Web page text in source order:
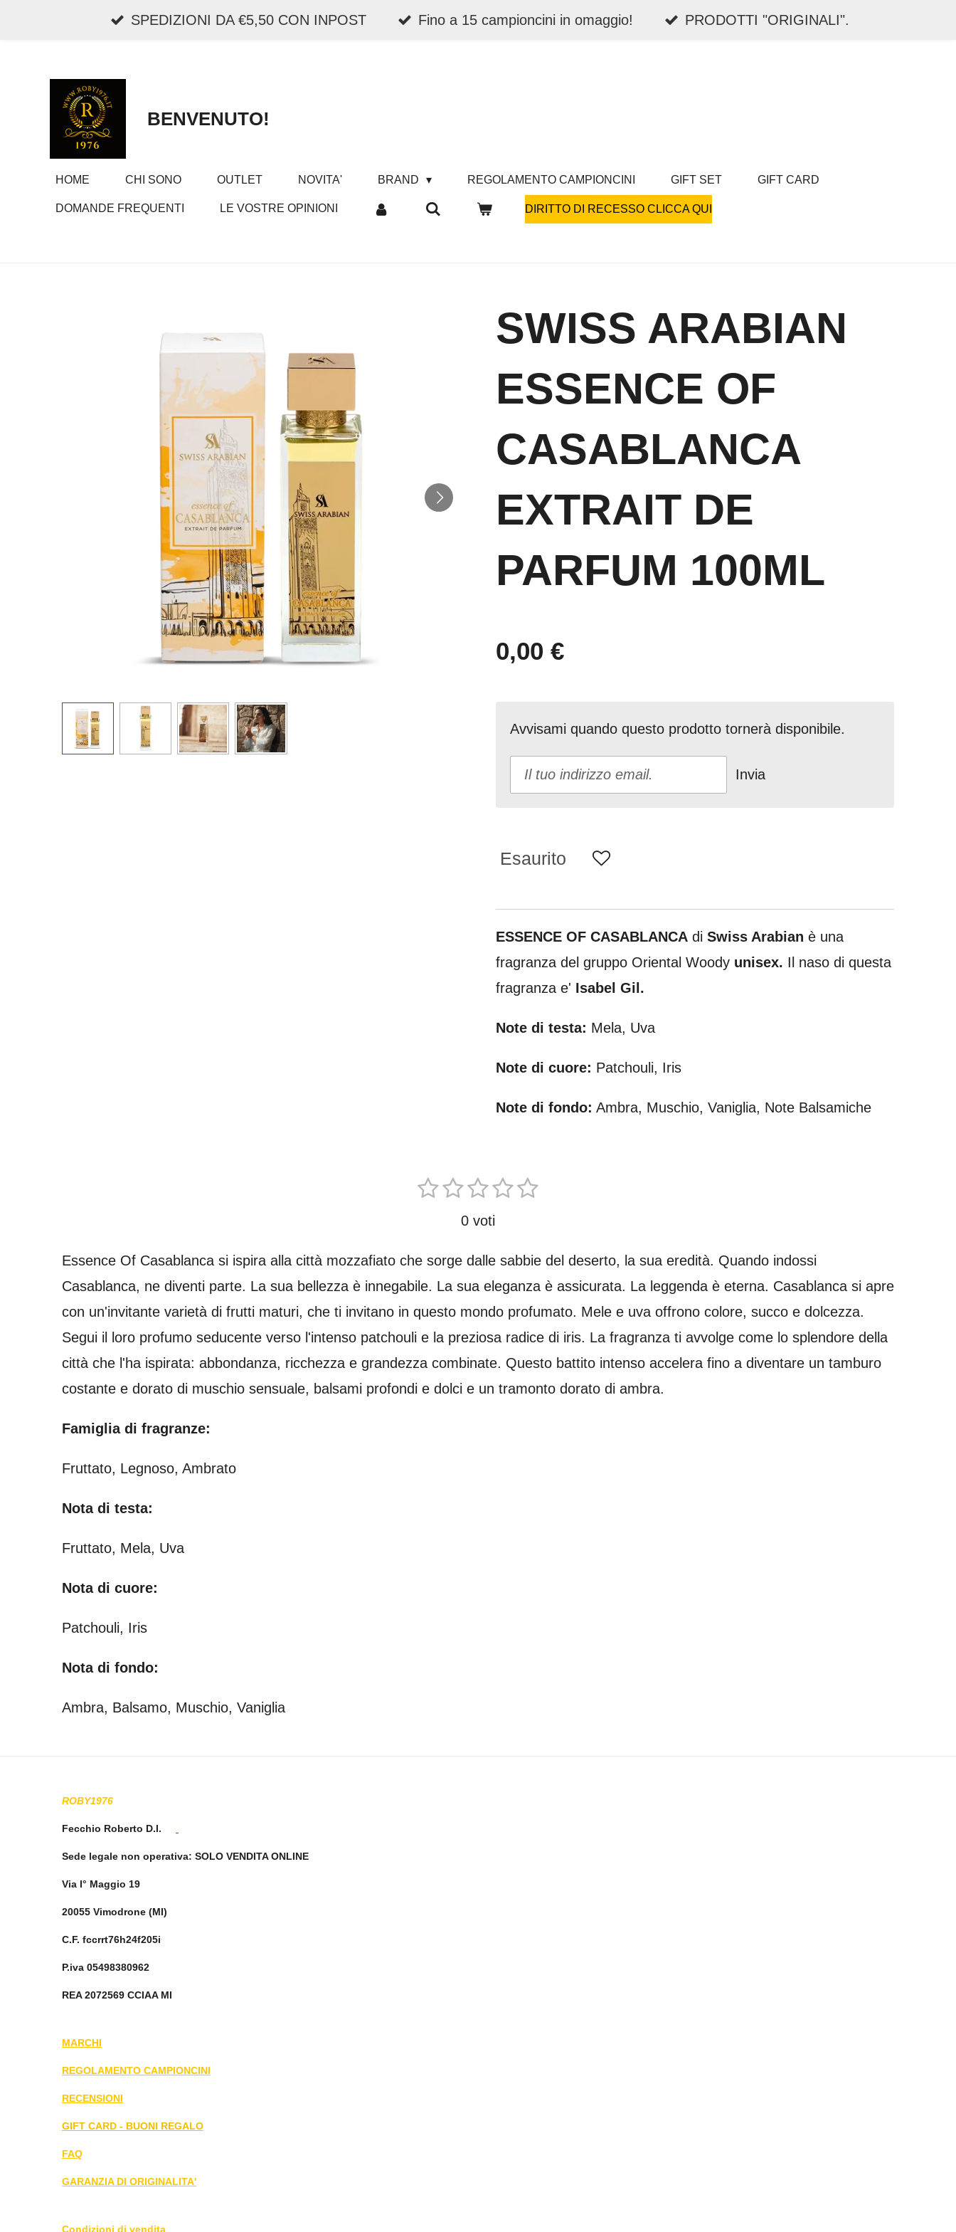
principale
SPEDIZIONI DA €5,50 CON INPOST Fino a 15 campioncini in omaggio! PRODOTTI "ORIGINALI".
BENVENUTO!
HOME CHI SONO OUTLET NOVITA' BRAND REGOLAMENTO CAMPIONCINI GIFT SET GIFT CARD
DOMANDE FREQUENTI LE VOSTRE OPINIONI DIRITTO DI RECESSO CLICCA QUI
SWISS ARABIAN
ESSENCE OF
CASABLANCA
EXTRAIT DE
PARFUM 100ML
0,00 €
Avvisami quando questo prodotto tornerà disponibile.
Invia
Esaurito
ESSENCE OF CASABLANCA di Swiss Arabian è una
fragranza del gruppo Oriental Woody unisex. Il naso di questa
fragranza e' Isabel Gil.
Note di testa: Mela, Uva
Note di cuore: Patchouli, Iris
Note di fondo: Ambra, Muschio, Vaniglia, Note Balsamiche
u
t
a
z
i
o
n
:
t
l
1
e
l
a
2
e
l
l
e
3
s
t
e
l
e
4
s
t
e
l
l
e
5
e
l
e
i
l
u
o
o
o
0 voti
Essence Of Casablanca si ispira alla città mozzafiato che sorge dalle sabbie del deserto, la sua eredità. Quando indossi
Casablanca, ne diventi parte. La sua bellezza è innegabile. La sua eleganza è assicurata. La leggenda è eterna. Casablanca si apre
con un'invitante varietà di frutti maturi, che ti invitano in questo mondo profumato. Mele e uva offrono colore, succo e dolcezza.
Segui il loro profumo seducente verso l'intenso patchouli e la preziosa radice di iris. La fragranza ti avvolge come lo splendore della
città che l'ha ispirata: abbondanza, ricchezza e grandezza combinate. Questo battito intenso accelera fino a diventare un tamburo
costante e dorato di muschio sensuale, balsami profondi e dolci e un tramonto dorato di ambra.
Famiglia di fragranze:
Fruttato, Legnoso, Ambrato
Nota di testa:
Fruttato, Mela, Uva
Nota di cuore:
Patchouli, Iris
Nota di fondo:
Ambra, Balsamo, Muschio, Vaniglia
ROBY1976
Fecchio Roberto D.I.
Sede legale non operativa: SOLO VENDITA ONLINE
Via I° Maggio 19
20055 Vimodrone (MI)
C.F. fccrrt76h24f205i
P.iva 05498380962
REA 2072569 CCIAA MI
MARCHI
REGOLAMENTO CAMPIONCINI
RECENSIONI
GIFT CARD - BUONI REGALO
FAQ
GARANZIA DI ORIGINALITA'
Condizioni di vendita